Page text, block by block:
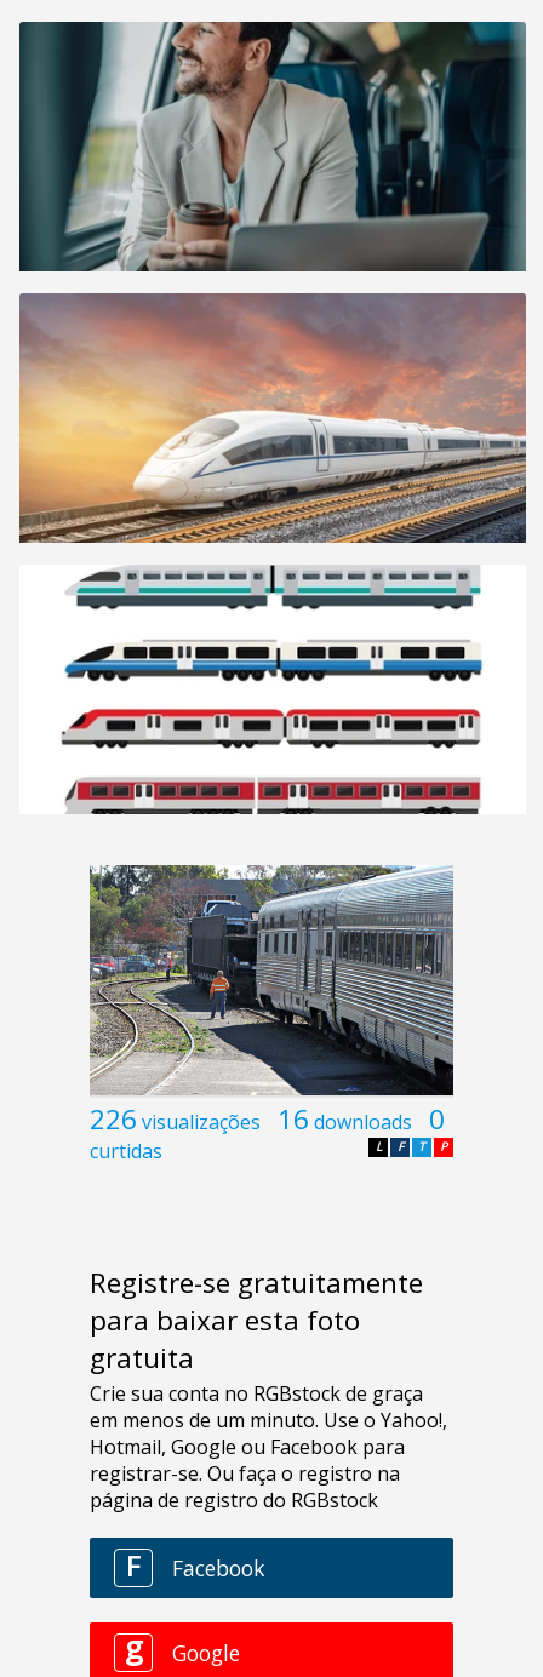
226 visualizações 16 downloads 0
curtidas P
T
F
L
Registre-se gratuitamente
para baixar esta foto
gratuita